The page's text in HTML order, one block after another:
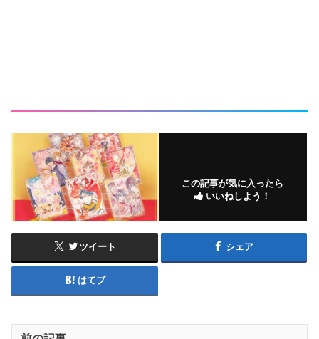
この記事が気に入ったら
いいねしよう！
ツイート シェア
はてブ